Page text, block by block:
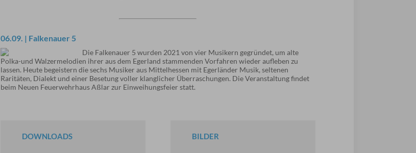
06.09. | Falkenauer 5
Die Falkenauer 5 wurden 2021 von vier Musikern gegründet, um alte
Polka-und Walzermelodien ihrer aus dem Egerland stammenden Vorfahren wieder aufleben zu
lassen. Heute begeistern die sechs Musiker aus Mittelhessen mit Egerländer Musik, seltenen
Raritäten, Dialekt und einer Besetung voller klanglicher Überraschungen. Die Veranstaltung findet
beim Neuen Feuerwehrhaus Aßlar zur Einweihungsfeier statt.
DOWNLOADS BILDER